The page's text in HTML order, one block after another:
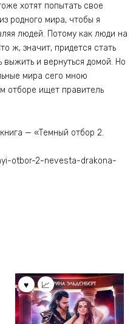
хотят попытать свое
родного мира, чтобы я
людей. Потому как люди на
ж, значит, придется стать
и вернуться домой. Но
мира сего мною
отборе ищет правитель
— «Темный отбор 2.
otbor-2-nevesta-drakona-